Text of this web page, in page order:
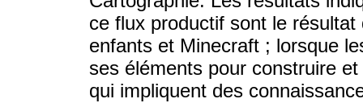
ce flux productif sont le
enfants et Minecraft ; lorsque
ses éléments pour construire
qui impliquent des